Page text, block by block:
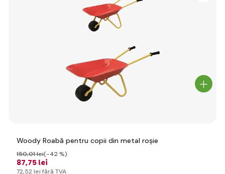
Woody Roabă pentru copii din metal roșie
87,75 lei
150,01 lei(-42 %)
72,52 lei fără TVA